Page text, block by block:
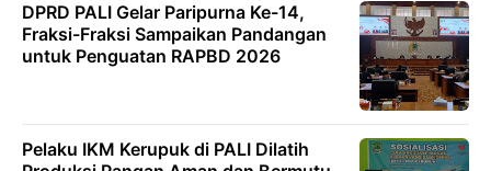
DPRD PALI Gelar Paripurna Ke-14,
Fraksi-Fraksi Sampaikan Pandangan
untuk Penguatan RAPBD 2026
Pelaku IKM Kerupuk di PALI Dilatih